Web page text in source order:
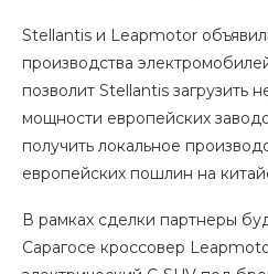
Stellantis и Leapmotor
производства
позволит Stellantis загрузить
мощности европейских
получить локальное
европейских пошлин на
В рамках сделки партнеры
Сарагосе кроссовер